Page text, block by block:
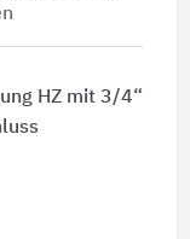
HZ mit 3/4“